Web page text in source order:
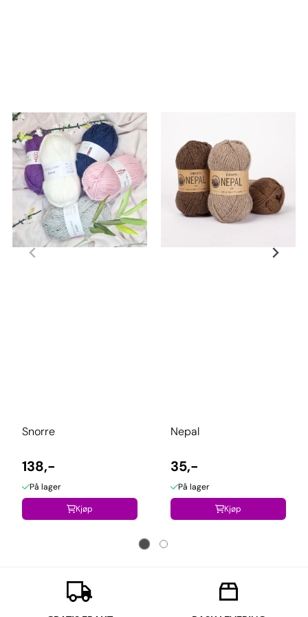
Snorre
138,-
På lager
Kjøp
Nepal
35,-
På lager
Kjøp